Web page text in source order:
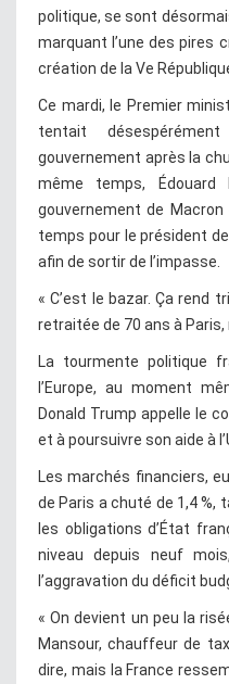
politique, se sont
marquant l’une des pires
création de la Ve
Ce mardi, le Premier
tentait
gouvernement après la
même temps,
gouvernement de
temps pour le président
afin de sortir de l’impasse.
« C’est le bazar. Ça rend
retraitée de 70 ans à
La tourmente politique
l’Europe, au moment
Donald Trump appelle le
et à poursuivre son aide à
Les marchés financiers,
de Paris a chuté de 1,4 %,
les obligations d’État
niveau depuis neuf
l’aggravation du déficit
« On devient un peu la
Mansour, chauffeur de
dire, mais la France